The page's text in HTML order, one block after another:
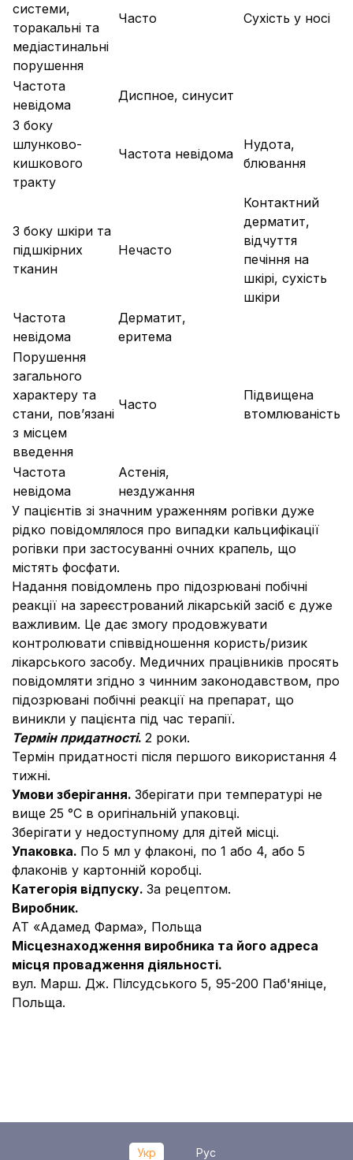
системи,
торакальні та
медіастинальні
порушення
Часто Сухість у носі
Частота
невідома
Диспное, синусит
З боку
шлунково-
кишкового
тракту
Частота невідома
Нудота,
блювання
З боку шкіри та
підшкірних
тканин
Нечасто
Контактний
дерматит,
відчуття
печіння на
шкірі, сухість
шкіри
Частота
невідома
Дерматит,
еритема
Порушення
загального
характеру та
стани, пов’язані
з місцем
введення
Часто
Підвищена
втомлюваність
Частота
невідома
Астенія,
нездужання
У пацієнтів зі значним ураженням рогівки дуже
рідко повідомлялося про випадки кальцифікації
рогівки при застосуванні очних крапель, що
містять фосфати.
Надання повідомлень про підозрювані побічні
реакції на зареєстрований лікарській засіб є дуже
важливим. Це дає змогу продовжувати
контролювати співвідношення користь/ризик
лікарського засобу. Медичних працівників просять
повідомляти згідно з чинним законодавством, про
підозрювані побічні реакції на препарат, що
виникли у пацієнта під час терапії.
Термін придатності. 2 роки.
Термін придатності після першого використання 4
тижні.
Умови зберігання. Зберігати при температурі не
вище 25 °С в оригінальній упаковці.
Зберігати у недоступному для дітей місці.
Упаковка. По 5 мл у флаконі, по 1 або 4, або 5
флаконів у картонній коробці.
Категорія відпуску. За рецептом.
Виробник.
АТ «Адамед Фарма», Польща
Місцезнаходження виробника та його адреса
місця провадження діяльності.
вул. Марш. Дж. Пілсудського 5, 95-200 Паб'яніце,
Польща.
Укр Рус